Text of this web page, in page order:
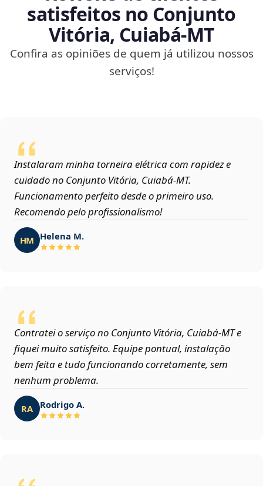
satisfeitos no Conjunto
Vitória, Cuiabá‑MT
Confira as opiniões de quem já utilizou nossos
serviços!
Instalaram minha torneira elétrica com rapidez e
cuidado no Conjunto Vitória, Cuiabá‑MT.
Funcionamento perfeito desde o primeiro uso.
Recomendo pelo profissionalismo!
HM Helena M.
Contratei o serviço no Conjunto Vitória, Cuiabá‑MT e
fiquei muito satisfeito. Equipe pontual, instalação
bem feita e tudo funcionando corretamente, sem
nenhum problema.
RA Rodrigo A.